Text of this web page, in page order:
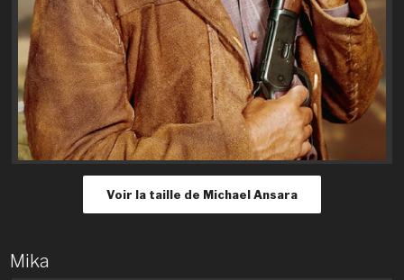
Voir la taille de Michael Ansara
Mika